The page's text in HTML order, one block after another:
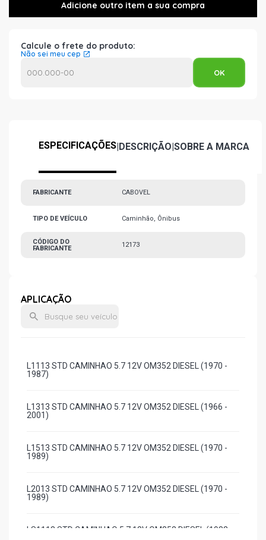
Calcule o frete do produto:
Não sei meu cep
ESPECIFICAÇÕES|DESCRIÇÃO|SOBRE A MARCA
FABRICANTE CABOVEL
TIPO DE VEÍCULO Caminhão, Ônibus
CÓDIGO DO
FABRICANTE
12173
APLICAÇÃO
L1113 STD CAMINHAO 5.7 12V OM352 DIESEL (1970 -
1987)
L1313 STD CAMINHAO 5.7 12V OM352 DIESEL (1966 -
2001)
L1513 STD CAMINHAO 5.7 12V OM352 DIESEL (1970 -
1989)
L2013 STD CAMINHAO 5.7 12V OM352 DIESEL (1970 -
1989)
LS1113 STD CAMINHAO 5.7 12V OM352 DIESEL (1982 -